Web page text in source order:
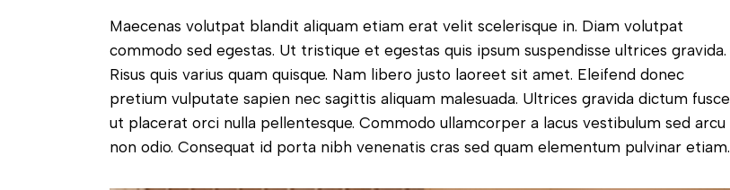
Maecenas volutpat blandit aliquam etiam erat velit scelerisque in. Diam volutpat
commodo sed egestas. Ut tristique et egestas quis ipsum suspendisse ultrices gravida.
Risus quis varius quam quisque. Nam libero justo laoreet sit amet. Eleifend donec
pretium vulputate sapien nec sagittis aliquam malesuada. Ultrices gravida dictum fusce
ut placerat orci nulla pellentesque. Commodo ullamcorper a lacus vestibulum sed arcu
non odio. Consequat id porta nibh venenatis cras sed quam elementum pulvinar etiam.